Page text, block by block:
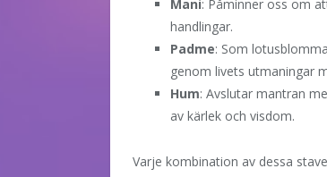
Mani: Påminner oss om
handlingar.
Padme: Som
genom livets utmaningar
Hum: Avslutar mantran
av kärlek och visdom.
Varje kombination av dessa